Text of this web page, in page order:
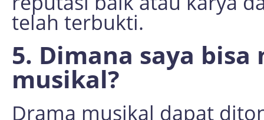
telah terbukti.
5. Dimana saya
musikal?
Drama musikal dapat